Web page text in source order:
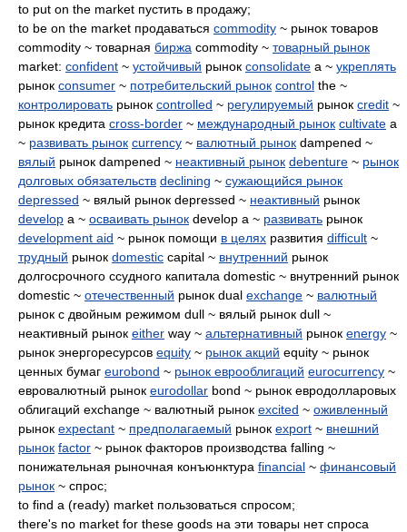
to put on the market пустить в продажу;
to be on the market продаваться commodity ~ рынок товаров
commodity ~ товарная биржа commodity ~ товарный рынок
market: confident ~ устойчивый рынок consolidate a ~ укреплять
рынок consumer ~ потребительский рынок control the ~
контролировать рынок controlled ~ регулируемый рынок credit ~
рынок кредита cross-border ~ международный рынок cultivate a
~ развивать рынок currency ~ валютный рынок dampened ~
вялый рынок dampened ~ неактивный рынок debenture ~ рынок
долговых обязательств declining ~ сужающийся рынок
depressed ~ вялый рынок depressed ~ неактивный рынок
develop a ~ осваивать рынок develop a ~ развивать рынок
development aid ~ рынок помощи в целях развития difficult ~
трудный рынок domestic capital ~ внутренний рынок
долгосрочного ссудного капитала domestic ~ внутренний рынок
domestic ~ отечественный рынок dual exchange ~ валютный
рынок с двойным режимом dull ~ вялый рынок dull ~
неактивный рынок either way ~ альтернативный рынок energy ~
рынок энергоресурсов equity ~ рынок акций equity ~ рынок
ценных бумаг eurobond ~ рынок еврооблигаций eurocurrency ~
евровалютный рынок eurodollar bond ~ рынок евродолларовых
облигаций exchange ~ валютный рынок excited ~ оживленный
рынок expectant ~ предполагаемый рынок export ~ внешний
рынок factor ~ рынок факторов производства falling ~
понижательная рыночная конъюнктура financial ~ финансовый
рынок ~ спрос;
to find a (ready) market пользоваться спросом;
there's no market for these goods на эти товары нет спроса